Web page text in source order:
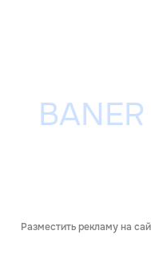
Разместить рекламу на